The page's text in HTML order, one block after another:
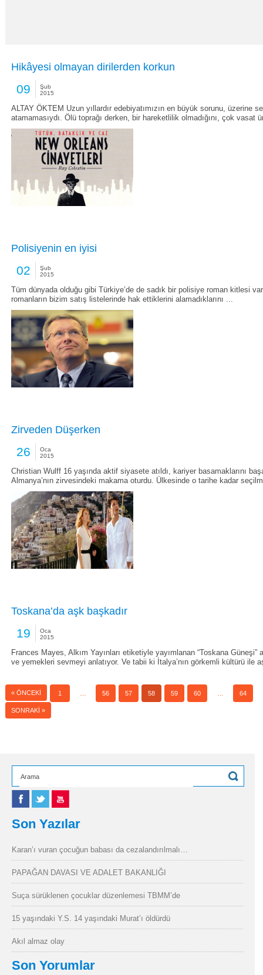
Hikâyesi olmayan dirilerden korkun
09
Şub
2015
ALTAY ÖKTEM Uzun yıllardır edebiyatımızın en büyük sorunu, üzerine
atamamasıydı. Ölü toprağı derken, bir hareketlilik olmadığını, çok vasat
Polisiyenin en iyisi
02
Şub
2015
Tüm dünyada olduğu gibi Türkiye’de de sadık bir polisiye roman kitlesi
romanların bizim satış listelerinde hak ettiklerini alamadıklarını ...
Zirveden Düşerken
26
Oca
2015
Christian Wulff 16 yaşında aktif siyasete atıldı, kariyer basamaklarını
Almanya’nın zirvesindeki makama oturdu. Ülkesinde o tarihe kadar
Toskana’da aşk başkadır
19
Oca
2015
Frances Mayes, Alkım Yayınları etiketiyle yayımlanan “Toskana Güneşi”
ve yemekleri sevmeyi anlatıyor. Ve tabii ki İtalya’nın görkemli kültürü ile
« ÖNCEKI 1 56 57 58 59 60 64
SONRAKI »
Son Yazılar
Karan’ı vuran çocuğun babası da cezalandırılmalı…
PAPAĞAN DAVASI VE ADALET BAKANLIĞI
Suça sürüklenen çocuklar düzenlemesi TBMM’de
15 yaşındaki Y.S. 14 yaşındaki Murat’ı öldürdü
Akıl almaz olay
Son Yorumlar